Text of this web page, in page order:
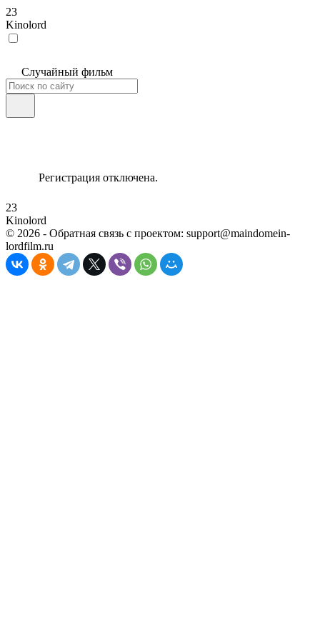
23
Kinolord
Случайный фильм
Регистрация отключена.
23
Kinolord
© 2026 - Обратная связь с проектом: support@maindomein-
lordfilm.ru